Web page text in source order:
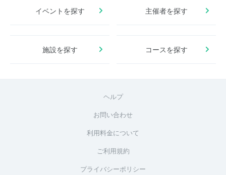
イベントを探す 主催者を探す
施設を探す コースを探す
ヘルプ
お問い合わせ
利用料金について
ご利用規約
プライバシーポリシー